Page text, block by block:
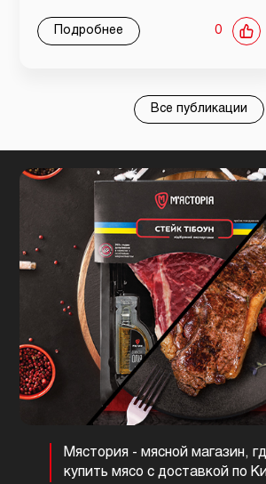
Подробнее 0
Все публикации
Мястория - мясной магазин,
купить мясо с доставкой по